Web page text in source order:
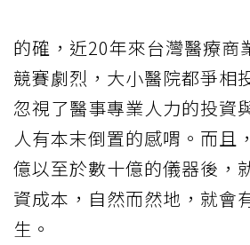
的確，近20年來台灣醫療商
競賽劇烈，大小醫院都爭相
忽視了醫事專業人力的投資
人有本末倒置的感喟。而且
億以至於數十億的儀器後，
資成本，自然而然地，就會
生。